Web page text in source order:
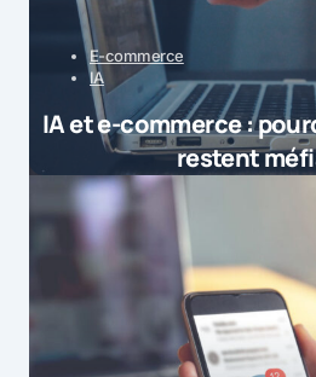
E-commerce
IA
IA et e-commerce :
restent